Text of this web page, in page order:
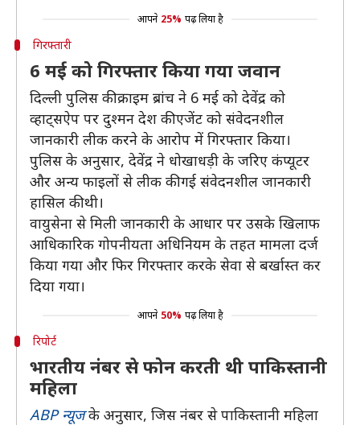
आपने 25% पढ़ लिया है
गिरफ्तारी
6 मई को गिरफ्तार किया गया जवान
दिल्ली पुलिस की क्राइम ब्रांच ने 6 मई को देवेंद्र को
व्हाट्सऐप पर दुश्मन देश की एजेंट को संवेदनशील
जानकारी लीक करने के आरोप में गिरफ्तार किया।
पुलिस के अनुसार, देवेंद्र ने धोखाधड़ी के जरिए कंप्यूटर
और अन्य फाइलों से लीक की गई संवेदनशील जानकारी
हासिल की थी।
वायुसेना से मिली जानकारी के आधार पर उसके खिलाफ
आधिकारिक गोपनीयता अधिनियम के तहत मामला दर्ज
किया गया और फिर गिरफ्तार करके सेवा से बर्खास्त कर
दिया गया।
आपने 50% पढ़ लिया है
रिपोर्ट
भारतीय नंबर से फोन करती थी पाकिस्तानी
महिला
ABP न्यूजके अनुसार, जिस नंबर से पाकिस्तानी महिला